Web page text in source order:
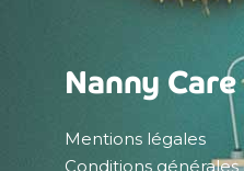
Nanny Care
Mentions légales
Conditions